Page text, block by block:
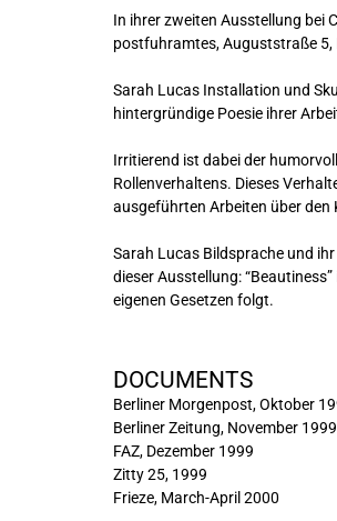
In ihrer zweiten Ausstellung bei
postfuhramtes, Auguststraße 5,
Sarah Lucas Installation und
hintergründige Poesie ihrer
Irritierend ist dabei der
Rollenverhaltens. Dieses
ausgeführten Arbeiten über den
Sarah Lucas Bildsprache und
dieser Ausstellung:
eigenen Gesetzen folgt.
DOCUMENTS
Berliner Morgenpost, Oktober
Berliner Zeitung, November 1999
FAZ, Dezember 1999
Zitty 25, 1999
Frieze, March-April 2000